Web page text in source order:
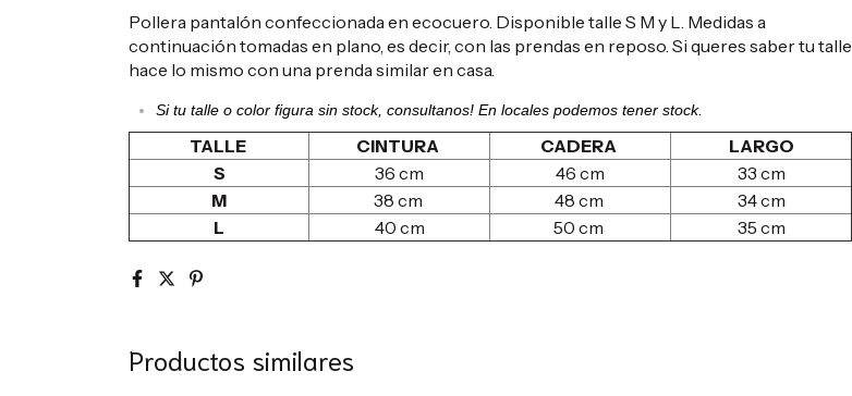
Pollera pantalón confeccionada en ecocuero. Disponible talle S M y L. Medidas a
continuación tomadas en plano, es decir, con las prendas en reposo. Si queres saber tu talle
hace lo mismo con una prenda similar en casa.
Si tu talle o color figura sin stock, consultanos! En locales podemos tener stock.
TALLE CINTURA CADERA
LARGO
S
36 cm 46 cm
33 cm
M
38 cm 48 cm
34 cm
L
40 cm 50 cm 35 cm
Productos similares